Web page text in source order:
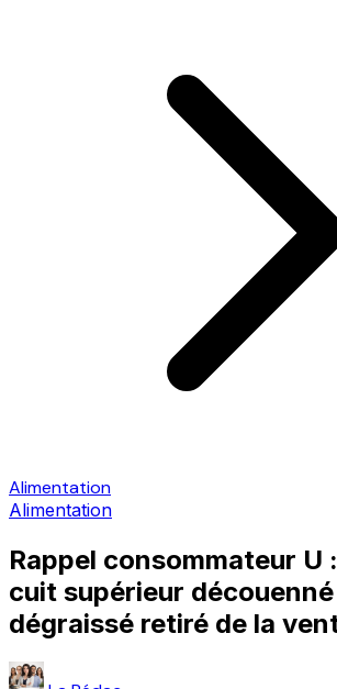
Alimentation
Alimentation
Rappel consommateur U
cuit supérieur
dégraissé retiré de la